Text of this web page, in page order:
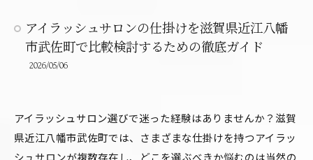
アイラッシュサロンの仕掛けを滋賀県近江八幡
市武佐町で比較検討するための徹底ガイド
2026/05/06
アイラッシュサロン選びで迷った経験はありませんか？滋賀
県近江八幡市武佐町では、さまざまな仕掛けを持つアイラッ
シュサロンが複数存在し、どこを選ぶべきか悩むのは当然の